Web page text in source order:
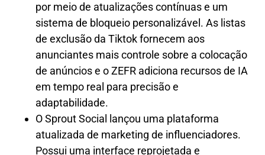
por meio de atualizações contínuas e um
sistema de bloqueio personalizável. As listas
de exclusão da Tiktok fornecem aos
anunciantes mais controle sobre a colocação
de anúncios e o ZEFR adiciona recursos de IA
em tempo real para precisão e
adaptabilidade.
O Sprout Social lançou uma plataforma
atualizada de marketing de influenciadores.
Possui uma interface reprojetada e